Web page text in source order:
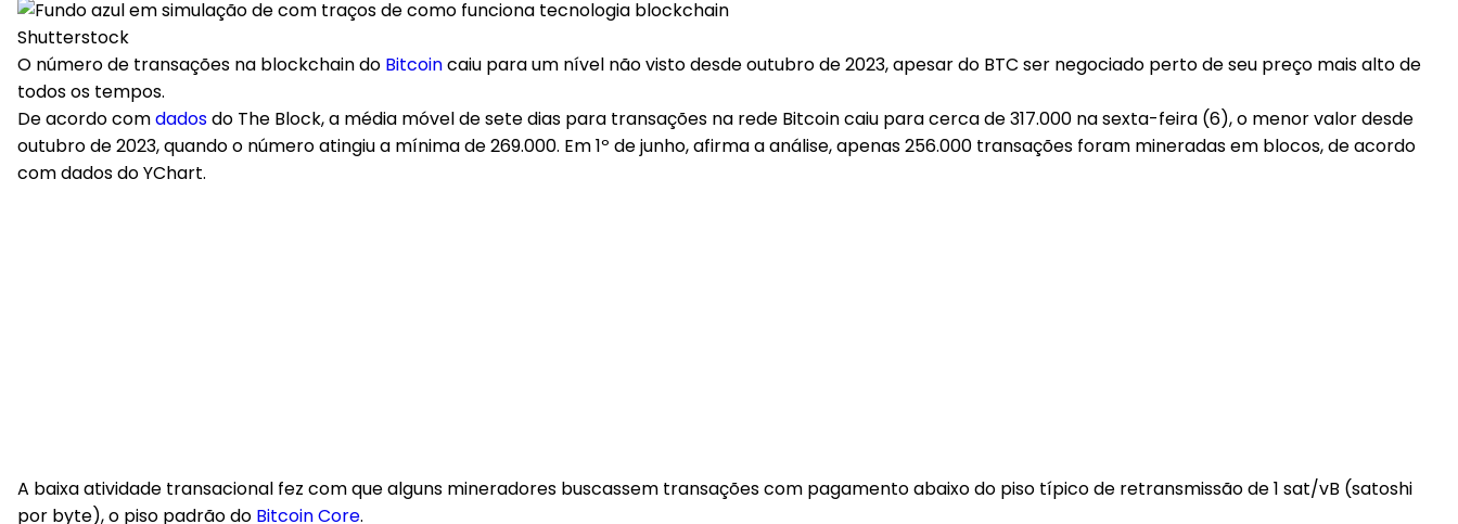
Shutterstock
O número de transações na blockchain do Bitcoincaiu para um nível não visto desde outubro de 2023, apesar do BTC ser negociado perto de seu preço mais alto de
todos os tempos.
De acordo comdadosdo The Block, a média móvel de sete dias para transações na rede Bitcoin caiu para cerca de 317.000 na sexta-feira (6), o menor valor desde
outubro de 2023, quando o número atingiu a mínima de 269.000. Em 1º de junho, afirma a análise, apenas 256.000 transações foram mineradas em blocos, de acordo
com dados do YChart.
A baixa atividade transacional fez com que alguns mineradores buscassem transações com pagamento abaixo do piso típico de retransmissão de 1 sat/vB (satoshi
por byte), o piso padrão do Bitcoin Core.